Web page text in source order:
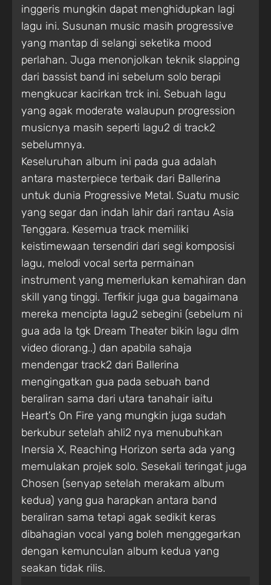
inggeris mungkin dapat menghidupkan lagi
lagu ini. Susunan music masih progressive
yang mantap di selangi seketika mood
perlahan. Juga menonjolkan teknik slapping
dari bassist band ini sebelum solo berapi
mengkucar kacirkan trck ini. Sebuah lagu
yang agak moderate walaupun progression
musicnya masih seperti lagu2 di track2
sebelumnya.
Keseluruhan album ini pada gua adalah
antara masterpiece terbaik dari Ballerina
untuk dunia Progressive Metal. Suatu music
yang segar dan indah lahir dari rantau Asia
Tenggara. Kesemua track memiliki
keistimewaan tersendiri dari segi komposisi
lagu, melodi vocal serta permainan
instrument yang memerlukan kemahiran dan
skill yang tinggi. Terfikir juga gua bagaimana
mereka mencipta lagu2 sebegini (sebelum ni
gua ada la tgk Dream Theater bikin lagu dlm
video diorang..) dan apabila sahaja
mendengar track2 dari Ballerina
mengingatkan gua pada sebuah band
beraliran sama dari utara tanahair iaitu
Heart’s On Fire yang mungkin juga sudah
berkubur setelah ahli2 nya menubuhkan
Inersia X, Reaching Horizon serta ada yang
memulakan projek solo. Sesekali teringat juga
Chosen (senyap setelah merakam album
kedua) yang gua harapkan antara band
beraliran sama tetapi agak sedikit keras
dibahagian vocal yang boleh menggegarkan
dengan kemunculan album kedua yang
seakan tidak rilis.